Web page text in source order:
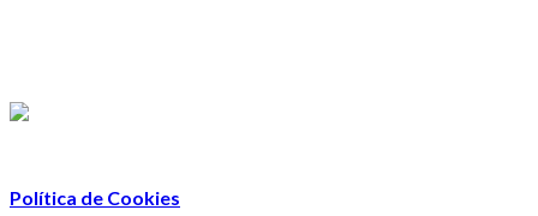
Política de Cookies